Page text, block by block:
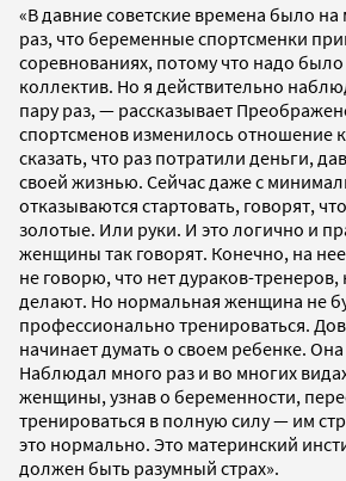
«В давние советские времена было
раз, что беременные спортсменки
соревнованиях, потому что надо было
коллектив. Но я действительно
пару раз, — рассказывает
спортсменов изменилось отношение
сказать, что раз потратили деньги,
своей жизнью. Сейчас даже с
отказываются стартовать, говорят,
золотые. Или руки. И это логично и
женщины так говорят. Конечно, на
не говорю, что нет дураков-тренеров,
делают. Но нормальная женщина не
профессионально тренироваться.
начинает думать о своем ребенке. Она
Наблюдал много раз и во многих
женщины, узнав о беременности,
тренироваться в полную силу — им
это нормально. Это материнский
должен быть разумный страх».